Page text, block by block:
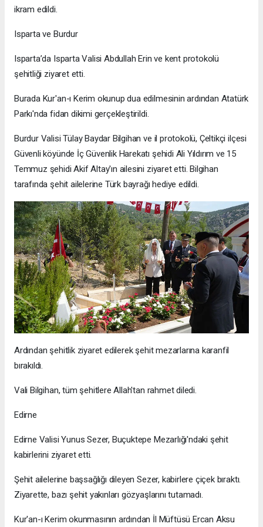
ikram edildi.
Isparta ve Burdur
Isparta’da Isparta Valisi Abdullah Erin ve kent protokolü
şehitliği ziyaret etti.
Burada Kur'an-ı Kerim okunup dua edilmesinin ardından Atatürk
Parkı'nda fidan dikimi gerçekleştirildi.
Burdur Valisi Tülay Baydar Bilgihan ve il protokolü, Çeltikçi ilçesi
Güvenli köyünde İç Güvenlik Harekatı şehidi Ali Yıldırım ve 15
Temmuz şehidi Akif Altay'ın ailesini ziyaret etti. Bilgihan
tarafında şehit ailelerine Türk bayrağı hediye edildi.
Ardından şehitlik ziyaret edilerek şehit mezarlarına karanfil
bırakıldı.
Vali Bilgihan, tüm şehitlere Allah'tan rahmet diledi.
Edirne
Edirne Valisi Yunus Sezer, Buçuktepe Mezarlığı'ndaki şehit
kabirlerini ziyaret etti.
Şehit ailelerine başsağlığı dileyen Sezer, kabirlere çiçek bıraktı.
Ziyarette, bazı şehit yakınları gözyaşlarını tutamadı.
Kur'an-ı Kerim okunmasının ardından İl Müftüsü Ercan Aksu